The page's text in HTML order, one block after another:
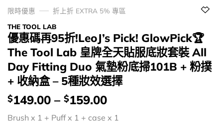
限時優惠
折上折 EXTRA 5% 專區
THE TOOL LAB
優惠碼再95折!LeoJ’s Pick! GlowPick🏆
The Tool Lab 皇牌全天貼服底妝套裝 All
Day Fitting Duo 氣墊粉底掃101B + 粉撲
+ 收納盒 – 5種妝效選擇
價
錢：
$149.00 – $159.00
Brush x 1 + Puff x 1 + case x 1